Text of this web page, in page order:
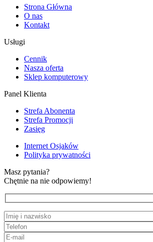
Strona Główna
O nas
Kontakt
Usługi
Cennik
Nasza oferta
Sklep komputerowy
Panel Klienta
Strefa Abonenta
Strefa Promocji
Zasięg
Internet Osjaków
Polityka prywatności
Masz pytania?
Chętnie na nie odpowiemy!